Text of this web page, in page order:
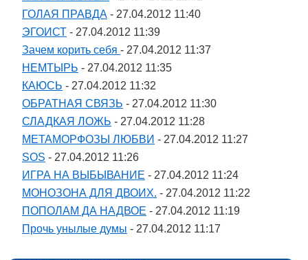
ГОЛАЯ ПРАВДА - 27.04.2012 11:40
ЭГОИСТ - 27.04.2012 11:39
Зачем корить себя - 27.04.2012 11:37
НЕМТЫРЬ - 27.04.2012 11:35
КАЮСЬ - 27.04.2012 11:32
ОБРАТНАЯ СВЯЗЬ - 27.04.2012 11:30
СЛАДКАЯ ЛОЖЬ - 27.04.2012 11:28
МЕТАМОРФОЗЫ ЛЮБВИ - 27.04.2012 11:27
SOS - 27.04.2012 11:26
ИГРА НА ВЫБЫВАНИЕ - 27.04.2012 11:24
МОНОЗОНА ДЛЯ ДВОИХ. - 27.04.2012 11:22
ПОПОЛАМ ДА НАДВОЕ - 27.04.2012 11:19
Прочь унылые думы - 27.04.2012 11:17